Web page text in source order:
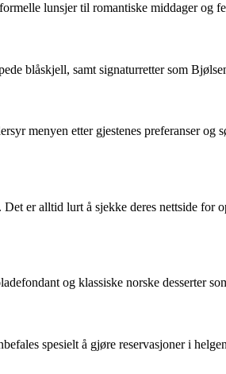
lunsjer til romantiske middager og
blåskjell, samt signaturretter som
menyen etter gjestenes preferanser og
er alltid lurt å sjekke deres nettside for
og klassiske norske desserter
spesielt å gjøre reservasjoner i